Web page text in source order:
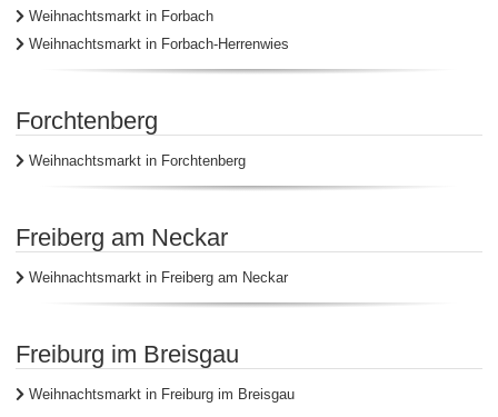
Weihnachtsmarkt in Forbach
Weihnachtsmarkt in Forbach-Herrenwies
Forchtenberg
Weihnachtsmarkt in Forchtenberg
Freiberg am Neckar
Weihnachtsmarkt in Freiberg am Neckar
Freiburg im Breisgau
Weihnachtsmarkt in Freiburg im Breisgau